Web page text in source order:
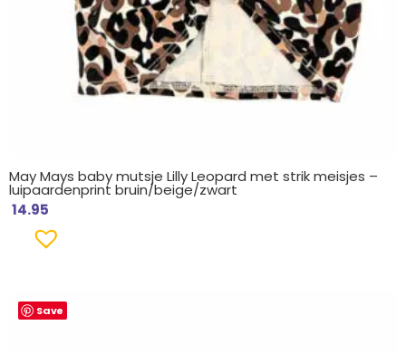
May Mays baby mutsje Lilly Leopard met strik meisjes –
luipaardenprint bruin/beige/zwart
14.95
Save